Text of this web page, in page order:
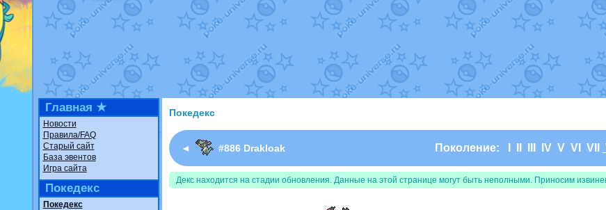
Йолда и МимикьюотMavisNyanCat
в фанарте.
Недовольный котомангуст
отRandomon
в фанарте.
The Dark Wishmakerот Randomon
в фанарте.
в фанарте.
ilovearceus
Raging Boltот GraceDaFox
в фанарте.
Shadow mismagiusот
в фанарте.
художник
отvicavica в фанарте.
Главная ★
Новости
Правила/FAQ
Старый сайт
База эвентов
Игра сайта
Покедекс
Покедекс
Покедекс
◄ #886 Drakloak Поколение: IV V VI VII
Декс находится на стадии обновления. Данные на этой странице могут быть неполными. Приносим